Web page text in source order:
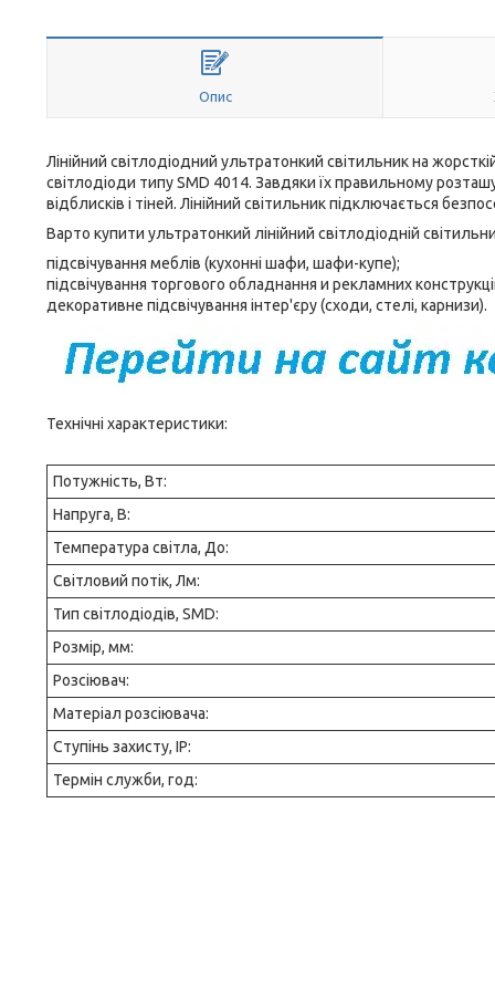
Опис
Лінійний світлодіодний ультратонкий світильник на
світлодіоди типу SMD 4014. Завдяки їх правильному
відблисків і тіней. Лінійний світильник підключається
Варто купити ультратонкий лінійний світлодіодній
підсвічування меблів (кухонні шафи, шафи-купе);
підсвічування торгового обладнання и рекламних
декоративне підсвічування інтер'єру (сходи, стелі, карнизи).
Технічні характеристики:
Потужність, Вт:
Напруга, В:
Температура світла, До:
Світловий потік, Лм:
Тип світлодіодів, SMD:
Розмір, мм:
Розсіювач:
Матеріал розсіювача:
Ступінь захисту, IP:
Термін служби, год: